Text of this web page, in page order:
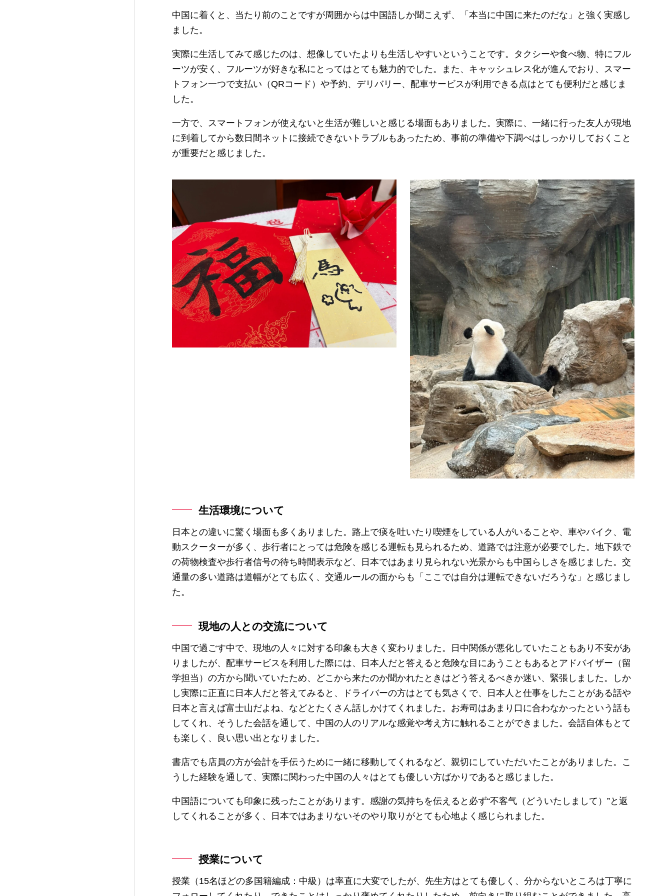
中国に着くと、当たり前のことですが周囲からは中国語しか聞こえず、「本当に中国に来たのだな」と強く実感し
ました。
実際に生活してみて感じたのは、想像していたよりも生活しやすいということです。タクシーや食べ物、特にフル
ーツが安く、フルーツが好きな私にとってはとても魅力的でした。また、キャッシュレス化が進んでおり、スマー
トフォン一つで支払い（QRコード）や予約、デリバリー、配車サービスが利用できる点はとても便利だと感じま
した。
一方で、スマートフォンが使えないと生活が難しいと感じる場面もありました。実際に、一緒に行った友人が現地
に到着してから数日間ネットに接続できないトラブルもあったため、事前の準備や下調べはしっかりしておくこと
が重要だと感じました。
生活環境について
日本との違いに驚く場面も多くありました。路上で痰を吐いたり喫煙をしている人がいることや、車やバイク、電
動スクーターが多く、歩行者にとっては危険を感じる運転も見られるため、道路では注意が必要でした。地下鉄で
の荷物検査や歩行者信号の待ち時間表示など、日本ではあまり見られない光景からも中国らしさを感じました。交
通量の多い道路は道幅がとても広く、交通ルールの面からも「ここでは自分は運転できないだろうな」と感じまし
た。
現地の人との交流について
中国で過ごす中で、現地の人々に対する印象も大きく変わりました。日中関係が悪化していたこともあり不安があ
りましたが、配車サービスを利用した際には、日本人だと答えると危険な目にあうこともあるとアドバイザー（留
学担当）の方から聞いていたため、どこから来たのか聞かれたときはどう答えるべきか迷い、緊張しました。しか
し実際に正直に日本人だと答えてみると、ドライバーの方はとても気さくで、日本人と仕事をしたことがある話や
日本と言えば富士山だよね、などとたくさん話しかけてくれました。お寿司はあまり口に合わなかったという話も
してくれ、そうした会話を通して、中国の人のリアルな感覚や考え方に触れることができました。会話自体もとて
も楽しく、良い思い出となりました。
書店でも店員の方が会計を手伝うために一緒に移動してくれるなど、親切にしていただいたことがありました。こ
うした経験を通して、実際に関わった中国の人々はとても優しい方ばかりであると感じました。
中国語についても印象に残ったことがあります。感謝の気持ちを伝えると必ず“不客气（どういたしまして）”と返
してくれることが多く、日本ではあまりないそのやり取りがとても心地よく感じられました。
授業について
授業（15名ほどの多国籍編成：中級）は率直に大変でしたが、先生方はとても優しく、分からないところは丁寧に